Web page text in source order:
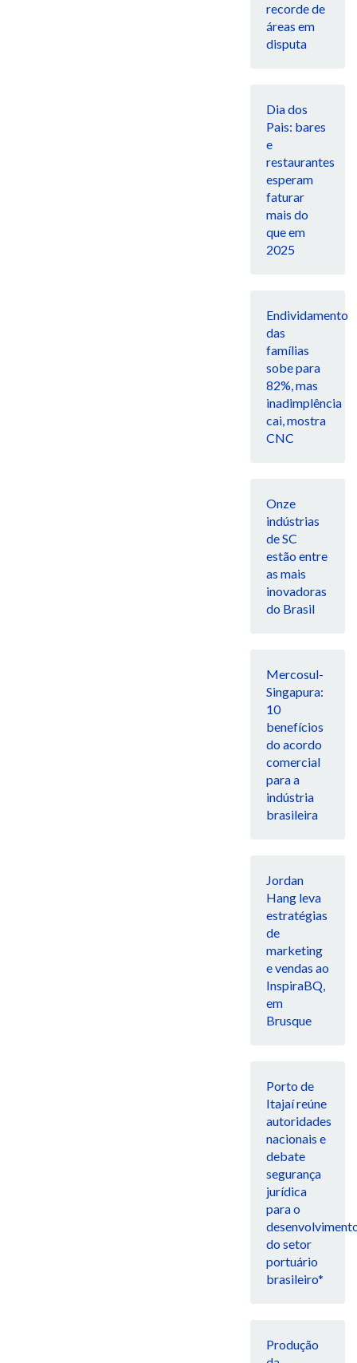
recorde de
áreas em
disputa
Dia dos
Pais: bares
e
restaurantes
esperam
faturar
mais do
que em
2025
Endividamento
das
famílias
sobe para
82%, mas
inadimplência
cai, mostra
CNC
Onze
indústrias
de SC
estão entre
as mais
inovadoras
do Brasil
Mercosul-
Singapura:
10
benefícios
do acordo
comercial
para a
indústria
brasileira
Jordan
Hang leva
estratégias
de
marketing
e vendas ao
InspiraBQ,
em
Brusque
Porto de
Itajaí reúne
autoridades
nacionais e
debate
segurança
jurídica
para o
do setor
portuário
brasileiro*
Produção